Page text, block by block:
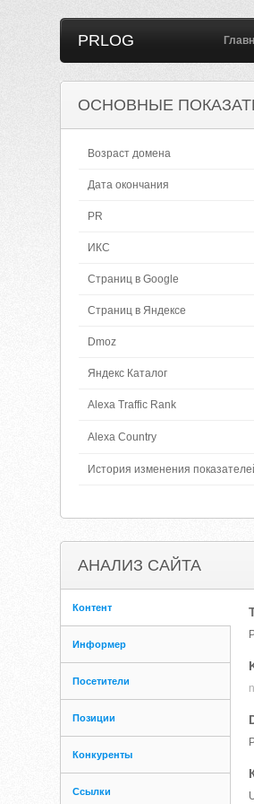
PRLOG
ОСНОВНЫЕ
Возраст домена
Дата окончания
PR
ИКС
Страниц в Google
Страниц в Яндексе
Dmoz
Яндекс Каталог
Alexa Traffic Rank
Alexa Country
История изменения
АНАЛИЗ САЙТА
Контент
Информер
Посетители
Позиции
Конкуренты
Ссылки